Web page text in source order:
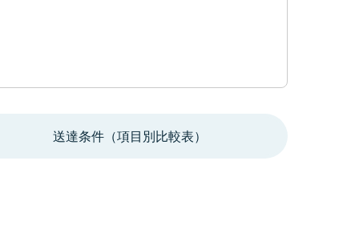
送達条件（項目別比較表）